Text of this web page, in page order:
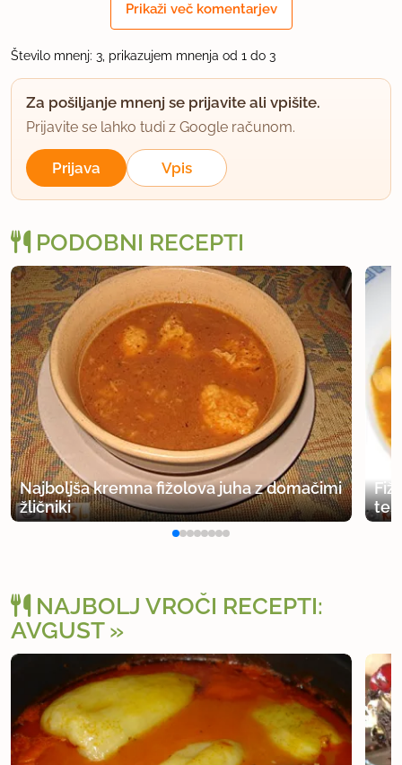
odcedim. Tekočina, ki je zraven fižola je slana voda
in fižolov škrob in ko ga speremo izgubimo velik
odstotek natrija, ki je pa pomemben za delovanje
uporabno
Prikaži več komentarjev
Število mnenj: 3, prikazujem mnenja od 1 do 3
Za pošiljanje mnenj se prijavite ali vpišite.
Prijavite se lahko tudi z Google računom.
Prijava Vpis
PODOBNI RECEPTI
Najboljša kremna fižolova juha z domačimi
žličniki
NAJBOLJ VROČI RECEPTI:
AVGUST